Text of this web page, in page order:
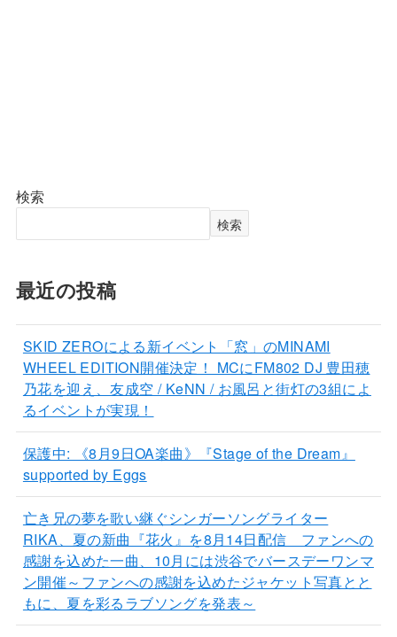
検索
検索
最近の投稿
SKID ZEROによる新イベント「窓」のMINAMI
WHEEL EDITION開催決定！ MCにFM802 DJ 豊田穂
乃花を迎え、友成空 / KeNN / お風呂と街灯の3組によ
るイベントが実現！
保護中: 《8月9日OA楽曲》『Stage of the Dream』
supported by Eggs
亡き兄の夢を歌い継ぐシンガーソングライター
RIKA、夏の新曲『花火』を8月14日配信 ファンへの
感謝を込めた一曲、10月には渋谷でバースデーワンマ
ン開催～ファンへの感謝を込めたジャケット写真とと
もに、夏を彩るラブソングを発表～